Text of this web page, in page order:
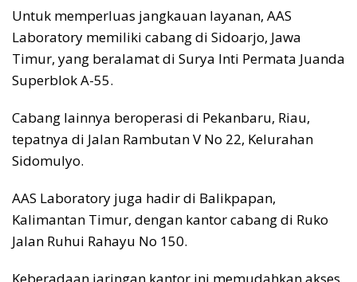
Untuk memperluas jangkauan layanan, AAS
Laboratory memiliki cabang di Sidoarjo, Jawa
Timur, yang beralamat di Surya Inti Permata Juanda
Superblok A-55.
Cabang lainnya beroperasi di Pekanbaru, Riau,
tepatnya di Jalan Rambutan V No 22, Kelurahan
Sidomulyo.
AAS Laboratory juga hadir di Balikpapan,
Kalimantan Timur, dengan kantor cabang di Ruko
Jalan Ruhui Rahayu No 150.